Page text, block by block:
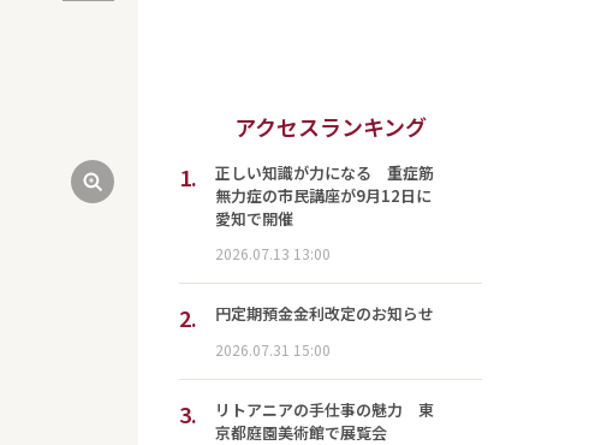
アクセスランキング
1.
正しい知識が力になる 重症筋
無力症の市民講座が9月12日に
愛知で開催
2026.07.13 13:00
2. 円定期預金金利改定のお知らせ
2026.07.31 15:00
3.
リトアニアの手仕事の魅力 東
京都庭園美術館で展覧会